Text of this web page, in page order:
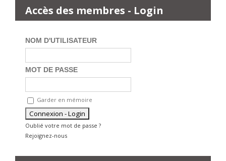
Accès des membres - Login
NOM D'UTILISATEUR
MOT DE PASSE
Garder en mémoire
Oublié votre mot de passe ?
Rejoignez-nous